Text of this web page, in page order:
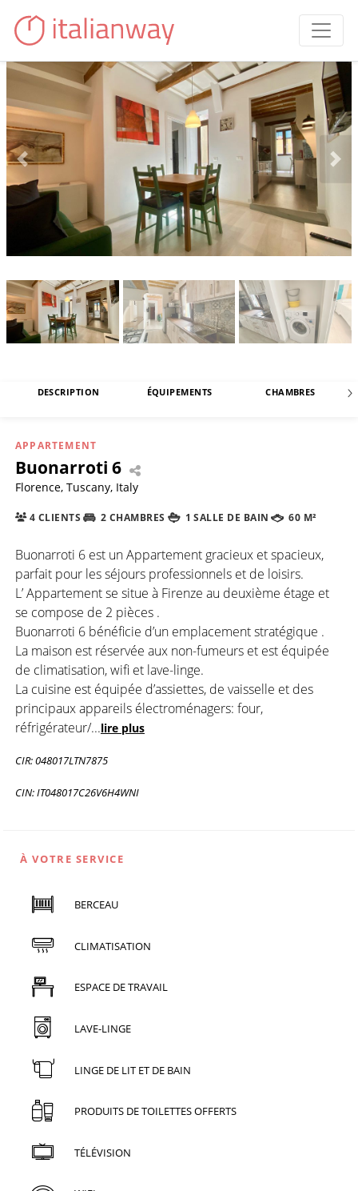
DESCRIPTION ÉQUIPEMENTS CHAMBRES
APPARTEMENT
Buonarroti 6
Florence, Tuscany, Italy
4 CLIENTS 2 CHAMBRES 1 SALLE DE BAIN 60 M²
Buonarroti 6 est un Appartement gracieux et spacieux,
parfait pour les séjours professionnels et de loisirs.
L’ Appartement se situe à Firenze au deuxième étage et
se compose de 2 pièces .
Buonarroti 6 bénéficie d’un emplacement stratégique .
La maison est réservée aux non-fumeurs et est équipée
de climatisation, wifi et lave-linge.
La cuisine est équipée d’assiettes, de vaisselle et des
principaux appareils électroménagers: four,
réfrigérateur/...lire plus
CIR: 048017LTN7875
CIN: IT048017C26V6H4WNI
À VOTRE SERVICE
BERCEAU
CLIMATISATION
ESPACE DE TRAVAIL
LAVE-LINGE
LINGE DE LIT ET DE BAIN
PRODUITS DE TOILETTES OFFERTS
TÉLÉVISION